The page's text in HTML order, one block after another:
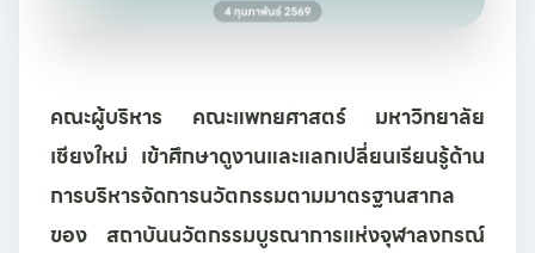
คณะผู้บริหาร คณะแพทยศาสตร์ มหาวิทยาลัย
เชียงใหม่ เข้าศึกษาดูงานและแลกเปลี่ยนเรียนรู้ด้าน
การบริหารจัดการนวัตกรรมตามมาตรฐานสากล
ของ สถาบันนวัตกรรมบูรณาการแห่งจุฬาลงกรณ์